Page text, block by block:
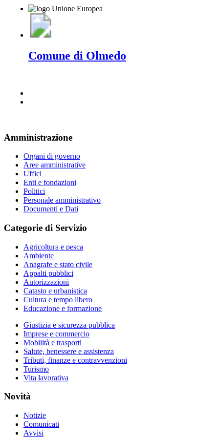
Comune di Olmedo
Amministrazione
Organi di governo
Aree amministrative
Uffici
Enti e fondazioni
Politici
Personale amministrativo
Documenti e Dati
Categorie di Servizio
Agricoltura e pesca
Ambiente
Anagrafe e stato civile
Appalti pubblici
Autorizzazioni
Catasto e urbanistica
Cultura e tempo libero
Educazione e formazione
Giustizia e sicurezza pubblica
Imprese e commercio
Mobilità e trasporti
Salute, benessere e assistenza
Tributi, finanze e contravvenzioni
Turismo
Vita lavorativa
Novità
Notizie
Comunicati
Avvisi